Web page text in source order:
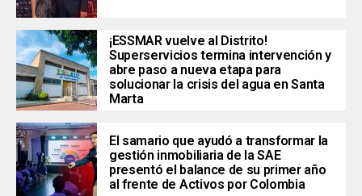
¡ESSMAR vuelve al Distrito!
Superservicios termina intervención y
abre paso a nueva etapa para
solucionar la crisis del agua en Santa
Marta
El samario que ayudó a transformar la
gestión inmobiliaria de la SAE
presentó el balance de su primer año
al frente de Activos por Colombia